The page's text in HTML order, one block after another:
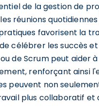
de la gestion de
réunions
favorisent la
célébrer les succès
de Scrum peut aider
renforçant ainsi
peuvent non
plus collaboratif et